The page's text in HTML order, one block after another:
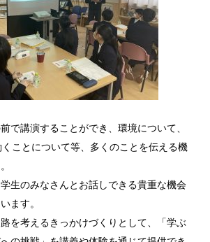
で講演することができ、環境について、
ことについて等、多くのことを伝える機
生のみなさんとお話しできる貴重な機会
ます。
を考えるきっかけづくりとして、「学ぶ